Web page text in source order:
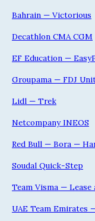
Bahrain — Victorious
Decathlon CMA CGM
EF Education —
Groupama — FDJ
Lidl — Trek
Netcompany INEOS
Red Bull — Bora —
Soudal Quick-Step
Team Visma — Lease
UAE Team Emirates